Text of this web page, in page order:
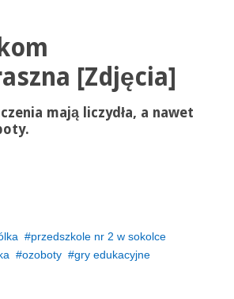
[Zdjęcia]
mają liczydła, a nawet
.
przedszkole nr 2 w sokolce
ozoboty
gry edukacyjne